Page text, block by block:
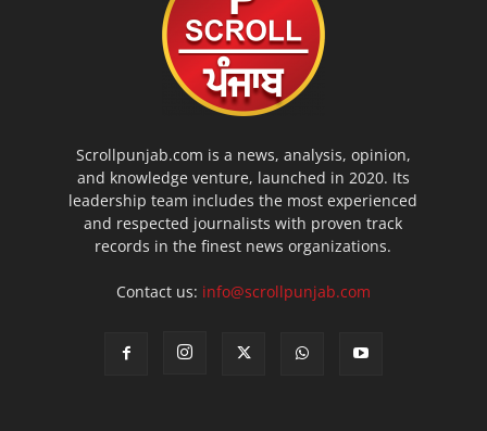
Scrollpunjab.com is a news, analysis, opinion,
and knowledge venture, launched in 2020. Its
leadership team includes the most experienced
and respected journalists with proven track
records in the finest news organizations.
Contact us: info@scrollpunjab.com